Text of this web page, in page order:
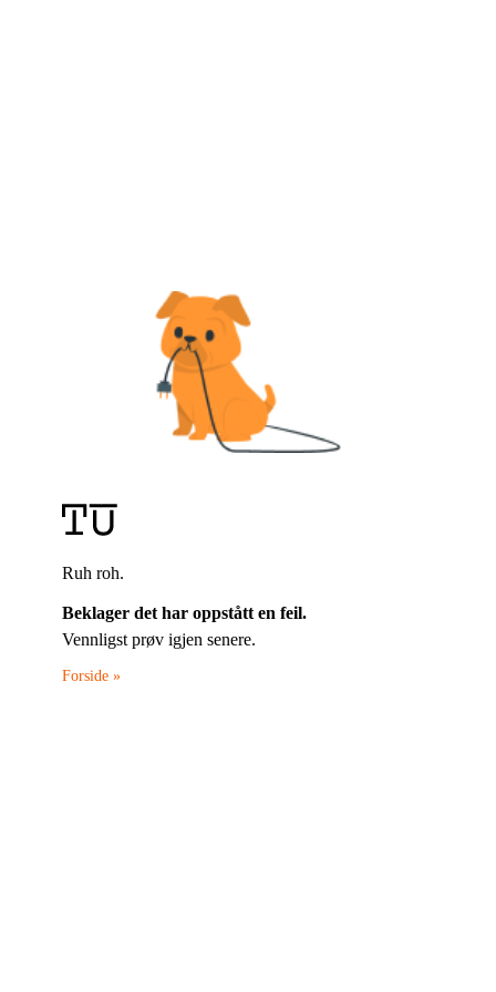
Ruh roh.
Beklager det har oppstått en feil.
Vennligst prøv igjen senere.
Forside »